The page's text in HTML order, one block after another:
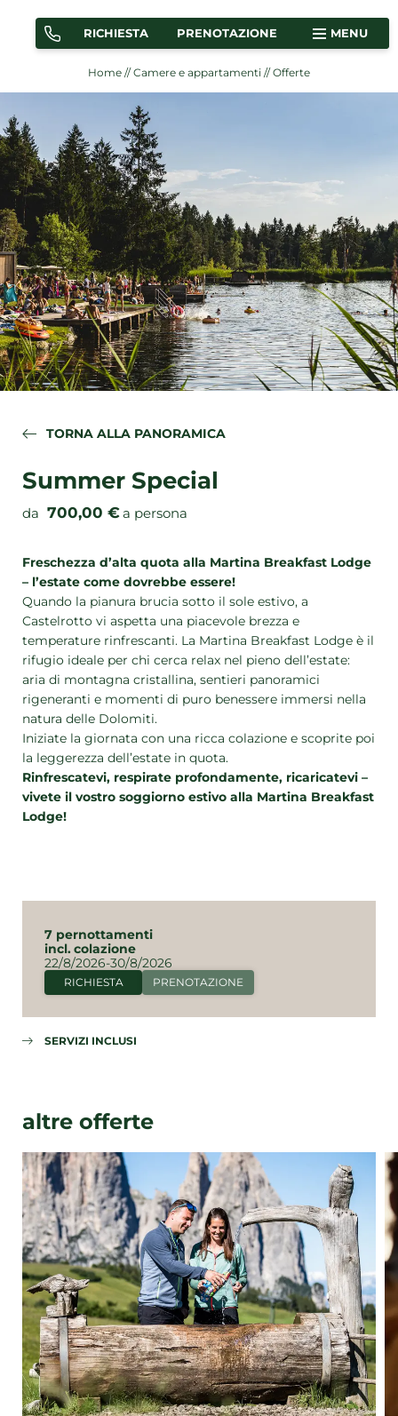
RICHIESTA PRENOTAZIONE MENU
OFFERTE
Martina Breakfast Lodge
Camere e appartamenti
Appartamenti
Offerte
Richiesta
Prenotazione
Pagamento online
Vivere le Dolomiti
DE EN +39 0471 706361
RICHIESTA PRENOTAZIONE
Home //Camere e appartamenti //Offerte
TORNA ALLA PANORAMICA
Summer Special
da 700,00 €a persona
Freschezza d’alta quota alla Martina Breakfast Lodge
– l’estate come dovrebbe essere!
Quando la pianura brucia sotto il sole estivo, a
Castelrotto vi aspetta una piacevole brezza e
temperature rinfrescanti. La Martina Breakfast Lodge è il
rifugio ideale per chi cerca relax nel pieno dell’estate:
aria di montagna cristallina, sentieri panoramici
rigeneranti e momenti di puro benessere immersi nella
natura delle Dolomiti.
Iniziate la giornata con una ricca colazione e scoprite poi
la leggerezza dell’estate in quota.
Rinfrescatevi, respirate profondamente, ricaricatevi –
vivete il vostro soggiorno estivo alla Martina Breakfast
Lodge!
7 pernottamenti
incl.colazione
22/8/2026-30/8/2026
RICHIESTA PRENOTAZIONE
SERVIZI INCLUSI
altre offerte